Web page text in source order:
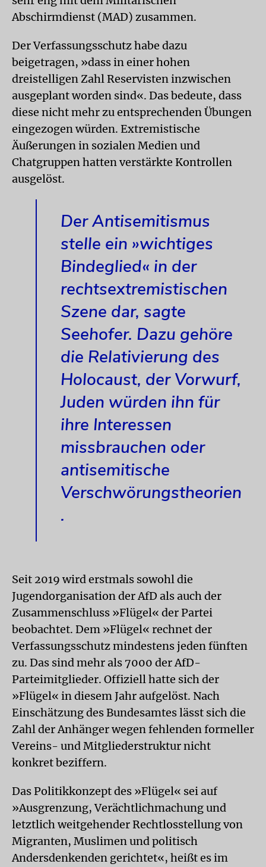
Abschirmdienst (MAD) zusammen.
Der Verfassungsschutz habe dazu
beigetragen, »dass in einer hohen
dreistelligen Zahl Reservisten inzwischen
ausgeplant worden sind«. Das bedeute, dass
diese nicht mehr zu entsprechenden Übungen
eingezogen würden. Extremistische
Äußerungen in sozialen Medien und
Chatgruppen hatten verstärkte Kontrollen
ausgelöst.
Der Antisemitismus
stelle ein »wichtiges
Bindeglied« in der
rechtsextremistischen
Szene dar, sagte
Seehofer. Dazu gehöre
die Relativierung des
Holocaust, der Vorwurf,
Juden würden ihn für
ihre Interessen
missbrauchen oder
antisemitische
Verschwörungstheorien
.
Seit 2019 wird erstmals sowohl die
Jugendorganisation der AfD als auch der
Zusammenschluss »Flügel« der Partei
beobachtet. Dem »Flügel« rechnet der
Verfassungsschutz mindestens jeden fünften
zu. Das sind mehr als 7000 der AfD-
Parteimitglieder. Offiziell hatte sich der
»Flügel« in diesem Jahr aufgelöst. Nach
Einschätzung des Bundesamtes lässt sich die
Zahl der Anhänger wegen fehlenden formeller
Vereins- und Mitgliederstruktur nicht
konkret beziffern.
Das Politikkonzept des »Flügel« sei auf
»Ausgrenzung, Verächtlichmachung und
letztlich weitgehender Rechtlosstellung von
Migranten, Muslimen und politisch
Andersdenkenden gerichtet«, heißt es im